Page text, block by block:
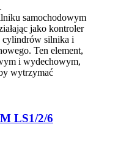
samochodowym
jako kontroler
cylindrów silnika i
Ten element,
i wydechowym,
wytrzymać
LS1/2/6